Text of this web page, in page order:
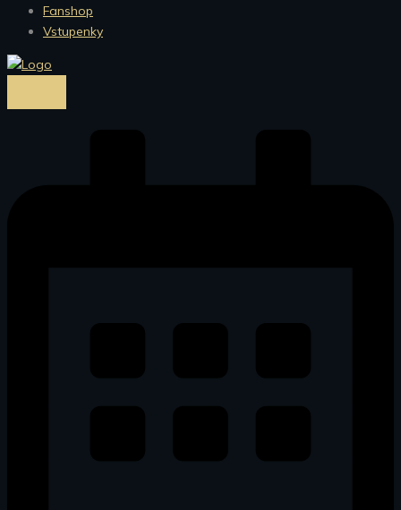
Fanshop
Vstupenky